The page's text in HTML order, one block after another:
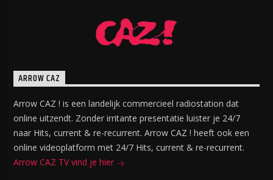
ARROW CAZ
Arrow CAZ ! is een landelijk commercieel radiostation dat
online uitzendt. Zonder irritante presentatie luister je 24/7
naar Hits, current & re-recurrent. Arrow CAZ ! heeft ook een
online videoplatform met 24/7 Hits, current & re-recurrent.
Arrow CAZ TV vind je hier